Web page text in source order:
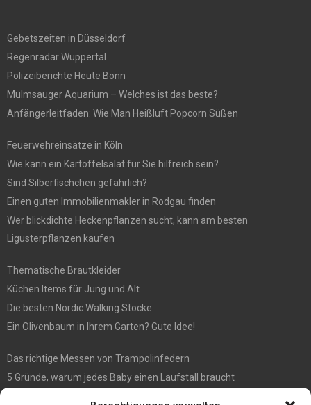
Gebetszeiten in Düsseldorf
Regenradar Wuppertal
Polizeiberichte Heute Bonn
Mulmsauger Aquarium – Welches ist das beste?
Anfängerleitfaden: Wie Man Heißluft Popcorn Süßen
Feuerwehreinsätze in Köln
Wie kann ein Kartoffelsalat für Sie hilfreich sein?
Sind Silberfischchen gefährlich?
Einen guten Immobilienmakler in Rodgau finden
Wer blickdichte Heckenpflanzen sucht, kann am besten
Ligusterpflanzen kaufen
Thematische Brautkleider
Küchen Items für Jung und Alt
Die besten Nordic Walking Stöcke
Ein Olivenbaum in Ihrem Garten? Gute Idee!
Das richtige Messen von Trampolinfedern
5 Gründe, warum jedes Baby einen Laufstall braucht